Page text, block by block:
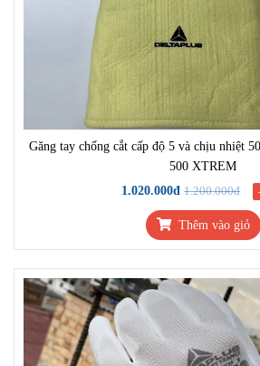
Găng tay chống cắt cấp độ 5 và chịu nhiệt
500 XTREM
1.020.000đ 1.200.000đ
Thêm vào giỏ